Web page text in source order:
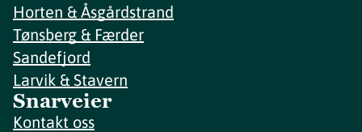
Horten & Åsgårdstrand
Tønsberg & Færder
Sandefjord
Larvik & Stavern
Snarveier
Kontakt oss